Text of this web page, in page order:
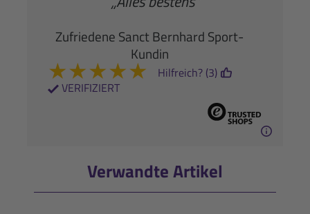
Zufriedene Sanct Bernhard Sport-
Kundin
★★★★★
VERIFIZIERT
Hilfreich? (3)
Verwandte Artikel